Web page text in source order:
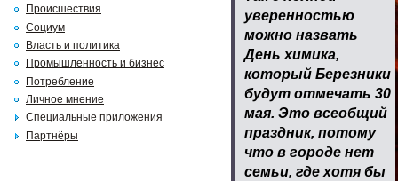
уверенностью
можно назвать
День химика,
который Березники
будут отмечать 30
мая. Это всеобщий
праздник, потому
что в городе нет
семьи, где хотя бы
Происшествия
Социум
Власть и политика
Промышленность и бизнес
Потребление
Личное мнение
Специальные приложения
Партнёры